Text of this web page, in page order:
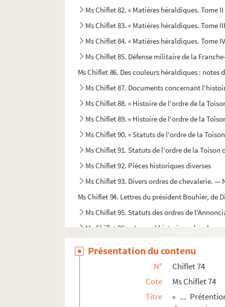
Ms Chiflet 82. « Matières héraldiques. Tome II
Ms Chiflet 83. « Matières héraldiques. Tome
Ms Chiflet 84. « Matières héraldiques. Tome
Ms Chiflet 85. Défense militaire de la
Ms Chiflet 86. Des couleurs héraldiques : notes
Ms Chiflet 87. Documents concernant
Ms Chiflet 88. « Histoire de l'ordre de la
Ms Chiflet 89. « Histoire de l'ordre de la
Ms Chiflet 90. « Statuts de l'ordre de la
Ms Chiflet 91. Statuts de l'ordre de la Toison
Ms Chiflet 92. Pièces historiques diverses
Ms Chiflet 93. Divers ordres de chevalerie.
Ms Chiflet 94. Lettres du président Bouhier,
Ms Chiflet 95. Statuts des ordres de
Ms Chiflet 96. « Journal historique des
Présentation du contenu
N°
Chiflet 74
Cote
Ms Chiflet 74
Titre
« ...